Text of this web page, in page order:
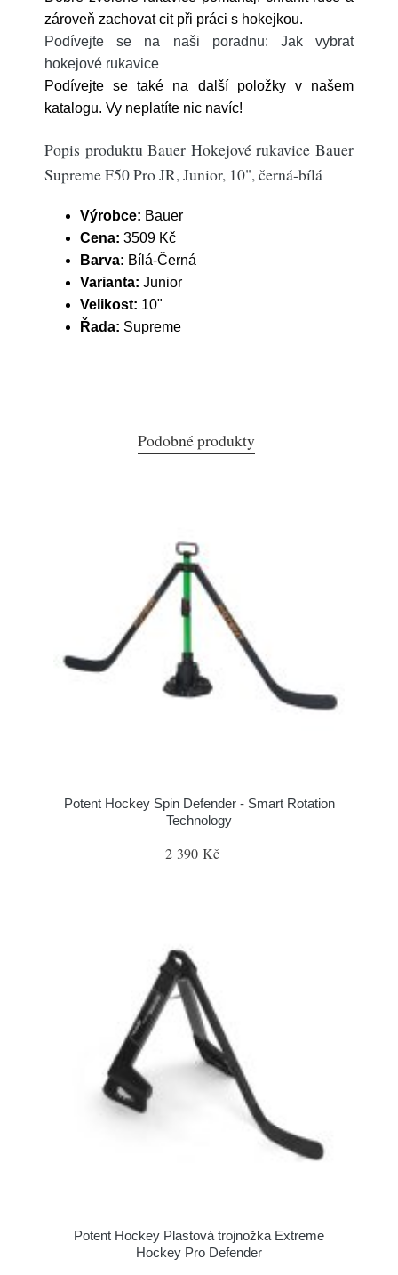
zároveň zachovat cit při práci s hokejkou.
Podívejte se na naši poradnu: Jak vybrat
hokejové rukavice
Podívejte se také na další položky v našem
katalogu. Vy neplatíte nic navíc!
Popis produktu Bauer Hokejové rukavice Bauer
Supreme F50 Pro JR, Junior, 10", černá-bílá
Výrobce: Bauer
Cena: 3509 Kč
Barva: Bílá-Černá
Varianta: Junior
Velikost: 10"
Řada: Supreme
Podobné produkty
Potent Hockey Spin Defender - Smart Rotation
Technology
2 390 Kč
Potent Hockey Plastová trojnožka Extreme
Hockey Pro Defender